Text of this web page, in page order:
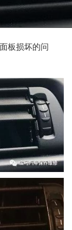
板损坏的问